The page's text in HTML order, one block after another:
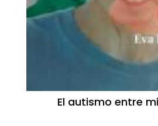
El autismo entre